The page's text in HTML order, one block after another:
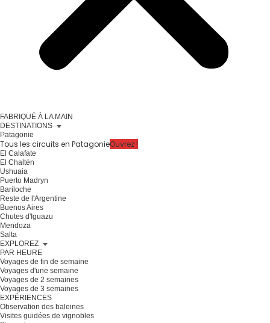
FABRIQUÉ À LA MAIN
DESTINATIONS
Patagonie
Tous les circuits en PatagonieOuvrez !
El Calafate
El Chaltén
Ushuaia
Puerto Madryn
Bariloche
Reste de l'Argentine
Buenos Aires
Chutes d'Iguazu
Mendoza
Salta
EXPLOREZ
PAR HEURE
Voyages de fin de semaine
Voyages d'une semaine
Voyages de 2 semaines
Voyages de 3 semaines
EXPÉRIENCES
Observation des baleines
Visites guidées de vignobles